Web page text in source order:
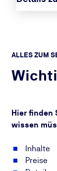
ALLES ZUM
Hier finden
wissen
Inhalte
Preise